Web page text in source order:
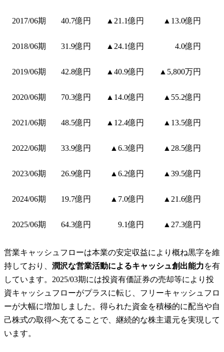
2017/06期 40.7億円 ▲21.1億円 ▲13.0億円
2018/06期 31.9億円 ▲24.1億円 4.0億円
2019/06期 42.8億円 ▲40.9億円 ▲5,800万円
2020/06期 70.3億円 ▲14.0億円 ▲55.2億円
2021/06期 48.5億円 ▲12.4億円 ▲13.5億円
2022/06期 33.9億円 ▲6.3億円 ▲28.5億円
2023/06期 26.9億円 ▲6.2億円 ▲39.5億円
2024/06期 19.7億円 ▲7.0億円 ▲21.6億円
2025/06期 64.3億円 9.1億円 ▲27.3億円
営業キャッシュフローは本業の安定収益により概ね黒字を維
持しており、 潤沢な営業活動によるキャッシュ創出能力を有
しています。2025/03期には投資有価証券の売却等により投
資キャッシュフローがプラスに転じ、フリーキャッシュフロ
ーが大幅に増加しました。得られた資金を積極的に配当や自
己株式の取得へ充てることで、継続的な株主還元を実現して
います。